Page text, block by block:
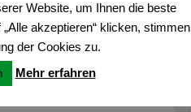
Vorheriger Beitrag
Dülmen
Website, um Ihnen die beste
akzeptieren“ klicken, stimmen
der Cookies zu.
Mehr erfahren